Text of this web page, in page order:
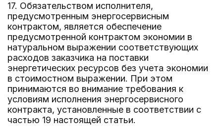
17. Обязательством исполнителя,
предусмотренным энергосервисным
контрактом, является обеспечение
предусмотренной контрактом экономии в
натуральном выражении соответствующих
расходов заказчика на поставки
энергетических ресурсов без учета экономии
в стоимостном выражении. При этом
принимаются во внимание требования к
условиям исполнения энергосервисного
контракта, установленные в соответствии с
частью 19 настоящей статьи.